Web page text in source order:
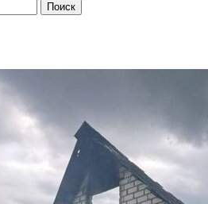
Поиск